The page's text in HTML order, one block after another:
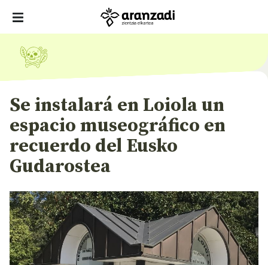
Se instalará en Loiola un
espacio museográfico en
recuerdo del Eusko
Gudarostea